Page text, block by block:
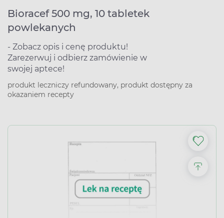
Bioracef 500 mg, 10 tabletek
powlekanych
- Zobacz opis i cenę produktu!
Zarezerwuj i odbierz zamówienie w
swojej aptece!
produkt leczniczy refundowany, produkt dostępny za
okazaniem recepty